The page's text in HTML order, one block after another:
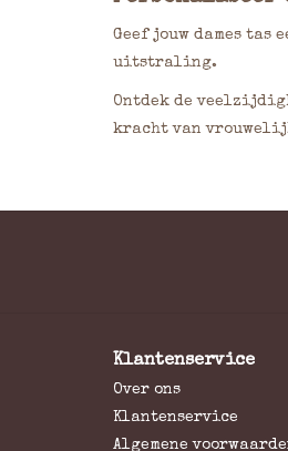
Geef jouw dames
uitstraling.
Ontdek de
kracht van
Klantenservice
Over ons
Klantenservice
Algemene